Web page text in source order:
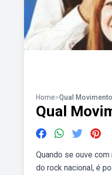
Home>Qual
Qual
Quando se ouve
do rock nacional, é